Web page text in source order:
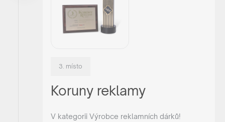
3. místo
Koruny reklamy
V kategorii Výrobce reklamních dárků!